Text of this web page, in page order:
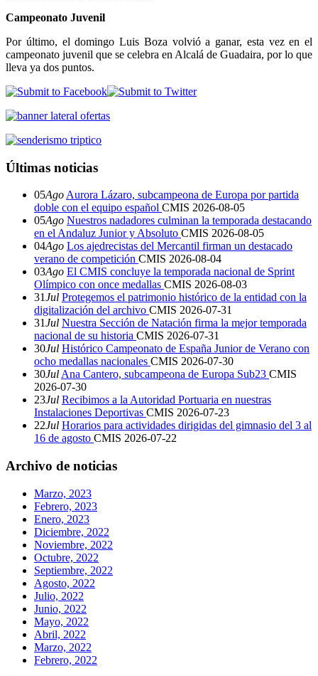
Campeonato Juvenil
Por último, el domingo Luis Boza volvió a ganar, esta vez en el
campeonato juvenil que se celebra en Alcalá de Guadaira, por lo que
lleva ya dos puntos.
Últimas noticias
05Ago Aurora Lázaro, subcampeona de Europa por partida
doble con el equipo español CMIS 2026-08-05
05Ago Nuestros nadadores culminan la temporada destacando
en el Andaluz Junior y Absoluto CMIS 2026-08-05
04Ago Los ajedrecistas del Mercantil firman un destacado
verano de competición CMIS 2026-08-04
03Ago El CMIS concluye la temporada nacional de Sprint
Olímpico con once medallas CMIS 2026-08-03
31Jul Protegemos el patrimonio histórico de la entidad con la
digitalización del archivo CMIS 2026-07-31
31Jul Nuestra Sección de Natación firma la mejor temporada
nacional de su historia CMIS 2026-07-31
30Jul Histórico Campeonato de España Junior de Verano con
ocho medallas nacionales CMIS 2026-07-30
30Jul Ana Cantero, subcampeona de Europa Sub23 CMIS
2026-07-30
23Jul Recibimos a la Autoridad Portuaria en nuestras
Instalaciones Deportivas CMIS 2026-07-23
22Jul Horarios para actividades dirigidas del gimnasio del 3 al
16 de agosto CMIS 2026-07-22
Archivo de noticias
Marzo, 2023
Febrero, 2023
Enero, 2023
Diciembre, 2022
Noviembre, 2022
Octubre, 2022
Septiembre, 2022
Agosto, 2022
Julio, 2022
Junio, 2022
Mayo, 2022
Abril, 2022
Marzo, 2022
Febrero, 2022